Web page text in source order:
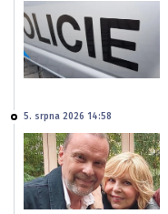
5. srpna 2026 14:58